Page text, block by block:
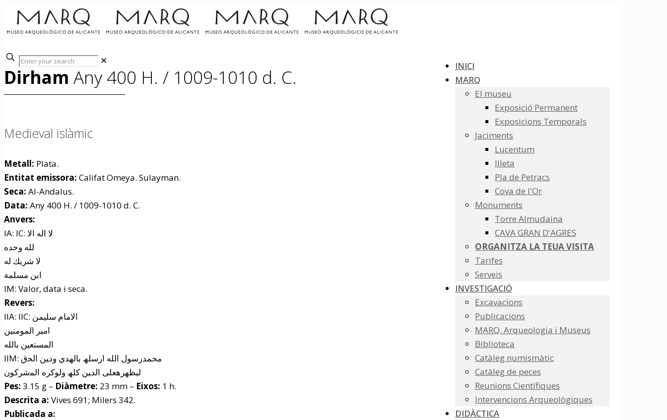
INICI
MARQ
El museu
Exposició Permanent
Exposicions Temporals
Jaciments
Lucentum
Illeta
Pla de Petracs
Cova de l'Or
Monuments
Torre Almudaina
CAVA GRAN D'AGRES
ORGANITZA LA TEUA VISITA
Tarifes
Serveis
INVESTIGACIÓ
Excavacions
Publicacions
MARQ. Arqueologia i Museus
Biblioteca
Catàleg numismàtic
Catàleg de peces
Reunions Científiques
Intervencions Arqueològiques
DIDÀCTICA
✕
Dirham Any 400 H. / 1009-1010 d. C.
Medieval islàmic
Metall: Plata.
Entitat emissora: Califat Omeya. Sulayman.
Seca: Al-Andalus.
Data: Any 400 H. / 1009-1010 d. C.
Anvers:
IA: IC: لا اله الا
لله وحده
لا شريك له
ابن مسلمة
IM: Valor, data i seca.
Revers:
IIA: IIC: الامام سليمن
امير المومنين
المستعين بالله
IIM: محمدرسول الله ارسلھ بالهدي ودﻴﻦ اﻟﺤق
ليظهرهعلی الدﻴﻦ كلھ ولوكره اﻟﻤشركون
Pes: 3.15 g – Diàmetre: 23 mm – Eixos: 1 h.
Descrita a: Vives 691; Milers 342.
Publicada a: